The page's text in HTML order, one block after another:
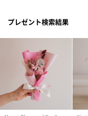
プレゼント検索結果